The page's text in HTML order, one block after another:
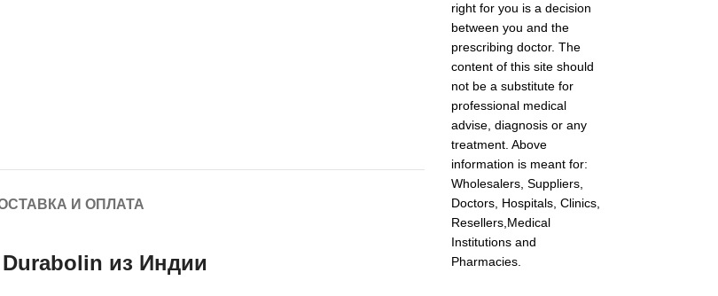
И ОПЛАТА
из Индии
right for you is a decision
between you and the
prescribing doctor. The
content of this site should
not be a substitute for
professional medical
advise, diagnosis or any
treatment. Above
information is meant for:
Wholesalers, Suppliers,
Doctors, Hospitals, Clinics,
Resellers,Medical
Institutions and
Pharmacies.